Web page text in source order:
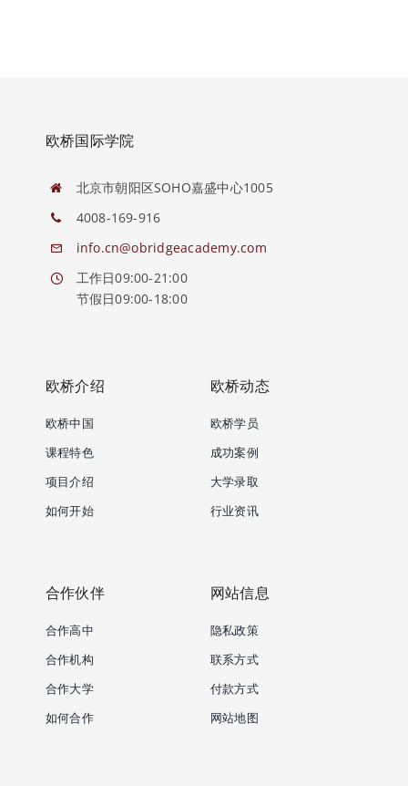
欧桥国际学院
北京市朝阳区SOHO嘉盛中心1005
4008-169-916
info.cn@obridgeacademy.com
工作日09:00-21:00
节假日09:00-18:00
欧桥介绍
欧桥中国
课程特色
项目介绍
如何开始
欧桥动态
欧桥学员
成功案例
大学录取
行业资讯
合作伙伴
合作高中
合作机构
合作大学
如何合作
网站信息
隐私政策
联系方式
付款方式
网站地图